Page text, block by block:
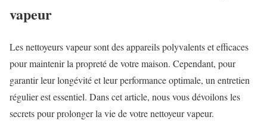
vapeur
Les nettoyeurs vapeur sont des appareils polyvalents et efficaces
pour maintenir la propreté de votre maison. Cependant, pour
garantir leur longévité et leur performance optimale, un entretien
régulier est essentiel. Dans cet article, nous vous dévoilons les
secrets pour prolonger la vie de votre nettoyeur vapeur.